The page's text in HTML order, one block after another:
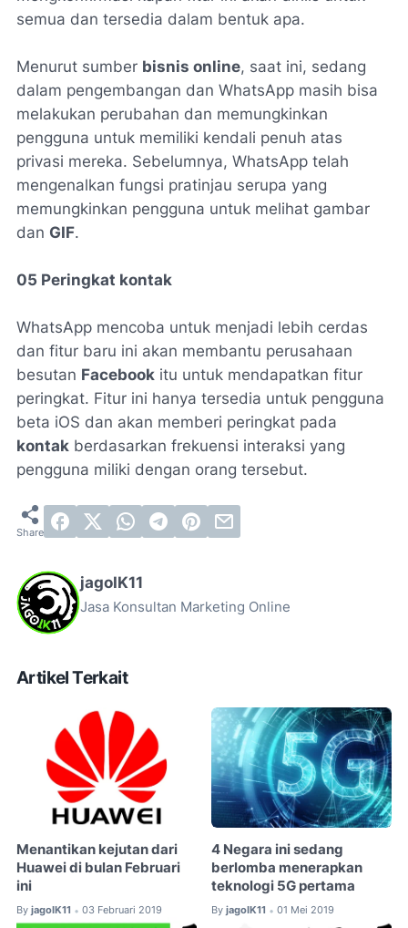
semua dan tersedia dalam bentuk apa.
Menurut sumber bisnis online, saat ini, sedang
dalam pengembangan dan WhatsApp masih bisa
melakukan perubahan dan memungkinkan
pengguna untuk memiliki kendali penuh atas
privasi mereka. Sebelumnya, WhatsApp telah
mengenalkan fungsi pratinjau serupa yang
memungkinkan pengguna untuk melihat gambar
dan GIF.
05 Peringkat kontak
WhatsApp mencoba untuk menjadi lebih cerdas
dan fitur baru ini akan membantu perusahaan
besutan Facebook itu untuk mendapatkan fitur
peringkat. Fitur ini hanya tersedia untuk pengguna
beta iOS dan akan memberi peringkat pada
kontak berdasarkan frekuensi interaksi yang
pengguna miliki dengan orang tersebut.
jagoIK11
Jasa Konsultan Marketing Online
Artikel Terkait
Menantikan kejutan dari
Huawei di bulan Februari
ini
By jagoIK11 • 03 Februari 2019
4 Negara ini sedang
berlomba menerapkan
teknologi 5G pertama
By jagoIK11 • 01 Mei 2019